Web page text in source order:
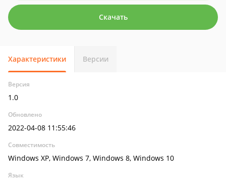
Скачать
Характеристики Версии
Версия
1.0
Обновлено
2022-04-08 11:55:46
Совместимость
Windows XP, Windows 7, Windows 8, Windows 10
Язык